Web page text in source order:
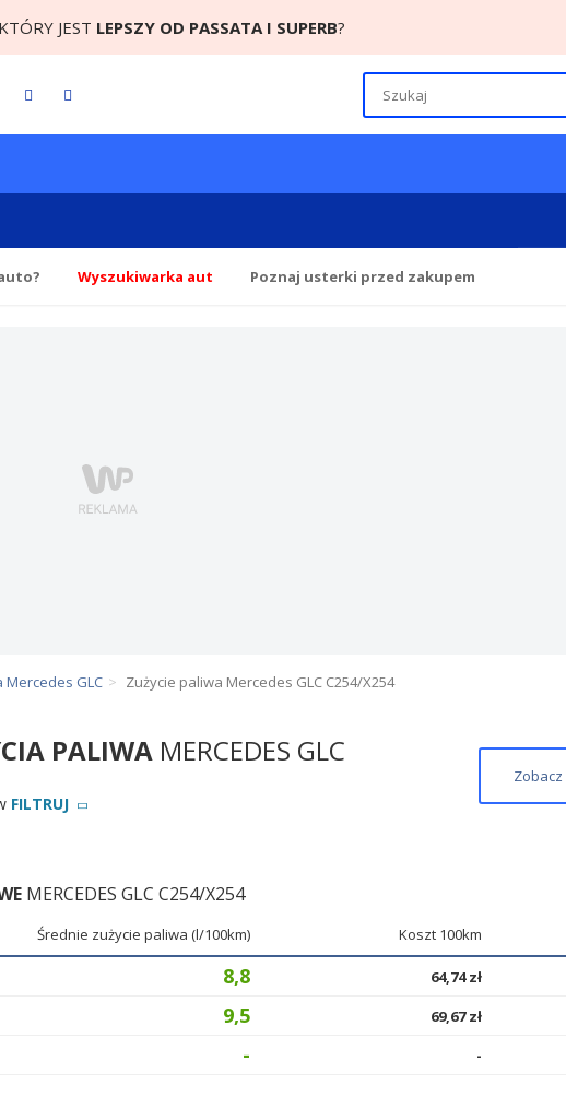
JEST LEPSZY OD PASSATA I SUPERB?
Wyszukiwarka aut Poznaj usterki przed zakupem
Mercedes GLC Zużycie paliwa Mercedes GLC C254/X254
PALIWA MERCEDES GLC
FILTRUJ
Zobacz
MERCEDES GLC C254/X254
Średnie zużycie paliwa (l/100km) Koszt 100km
8,8 64,74 zł
9,5 69,67 zł
- -